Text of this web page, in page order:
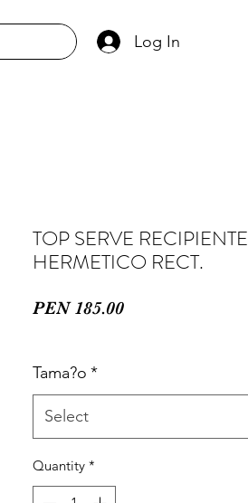
Log In
TOP SERVE RECIPIENTE
HERMETICO RECT.
PEN 185.00Price
Tama?o *
Select
Quantity *